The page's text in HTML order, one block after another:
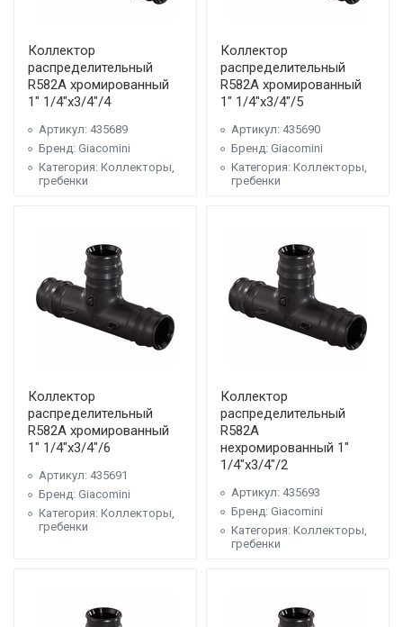
Коллектор
распределительный
R582A хромированный
1" 1/4"x3/4"/4
Артикул: 435689
Бренд: Giacomini
Категория: Коллекторы,
гребенки
Коллектор
распределительный
R582A хромированный
1" 1/4"x3/4"/5
Артикул: 435690
Бренд: Giacomini
Категория: Коллекторы,
гребенки
Коллектор
распределительный
R582A хромированный
1" 1/4"x3/4"/6
Артикул: 435691
Бренд: Giacomini
Категория: Коллекторы,
гребенки
Коллектор
распределительный
R582A
нехромированный 1"
1/4"x3/4"/2
Артикул: 435693
Бренд: Giacomini
Категория: Коллекторы,
гребенки